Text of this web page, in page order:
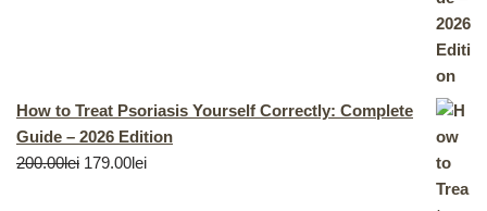
How to Treat Psoriasis Yourself Correctly: Complete
Guide – 2026 Edition
200.00lei 179.00lei